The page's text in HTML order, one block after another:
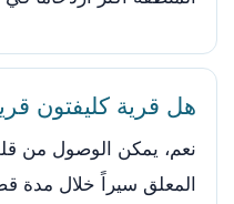
هل قرية كليفتون
نعم، يمكن الوصول من
المعلق سيراً خلال مدة